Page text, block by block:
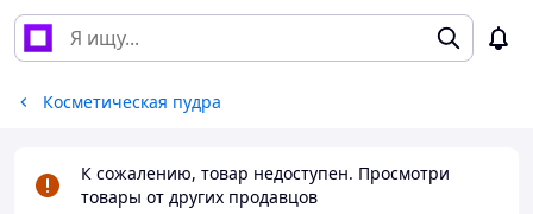
Косметическая пудра
К сожалению, товар недоступен. Просмотри
товары от других продавцов